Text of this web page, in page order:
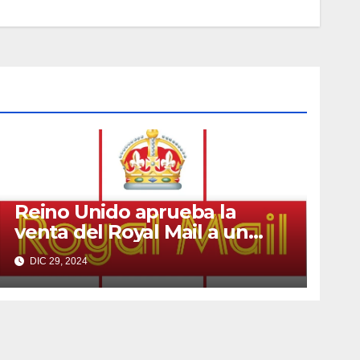
Reino Unido aprueba la
venta del Royal Mail a un
multimillonario checo
DIC 29, 2024